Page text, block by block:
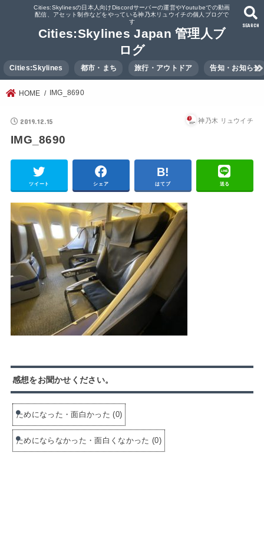
Cities:Skylinesの日本人向けDiscordサーバーの運営やYoutubeでの動画
配信、アセット制作などをやっている神乃木リュウイチの個人ブログで
す
Cities:Skylines Japan 管理人ブ
ログ
SEARCH
Cities:Skylines 都市・まち 旅行・アウトドア 告知・お知らせ
HOME IMG_8690
2019.12.15 神乃木 リュウイチ
IMG_8690
ツイート シェア はてブ 送る
感想をお聞かせください。
ためになった・面白かった (0)
ためにならなかった・面白くなかった (0)